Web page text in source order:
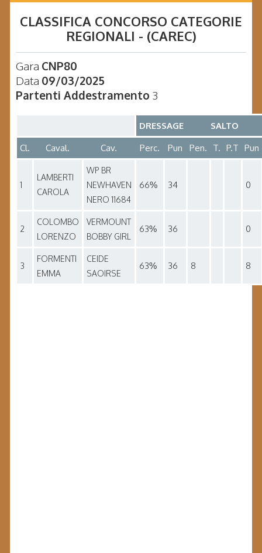
CLASSIFICA CONCORSO CATEGORIE
REGIONALI - (CAREC)
Gara CNP80
Data 09/03/2025
Partenti Addestramento 3
DRESSAGE
SALTO
Cl.
Caval. Cav. Perc. Pun Pen. T. P.T Pun
1
LAMBERTI
CAROLA
WP BR
NEWHAVEN
NERO 11684
66% 34 0
2
COLOMBO
LORENZO
VERMOUNT
BOBBY GIRL
63% 36 0
3
FORMENTI
EMMA
CEIDE
SAOIRSE
63% 36 8 8